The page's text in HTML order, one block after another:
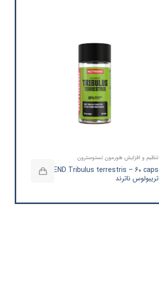
تنظیم و افزایش هورمون تستوسترون
تریبولوس ناترند